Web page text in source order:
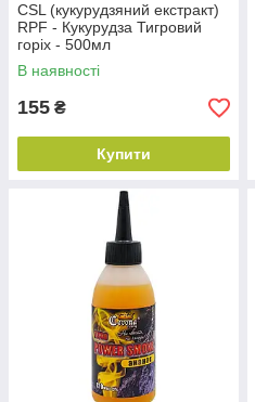
CSL (кукурудзяний екстракт)
RPF - Кукурудза Тигровий
горіх - 500мл
В наявності
155 ₴
Купити